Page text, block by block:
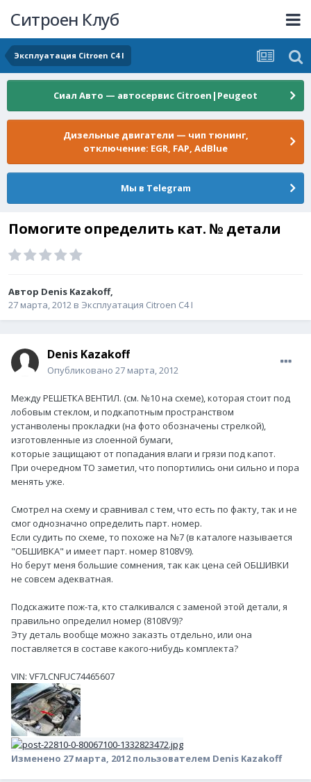
Ситроен Клуб
Эксплуатация Citroen C4 I
Сиал Авто — автосервис Citroen|Peugeot
Дизельные двигатели — чип тюнинг,
отключение: EGR, FAP, AdBlue
Мы в Telegram
Помогите определить кат. № детали
Автор Denis Kazakoff,
27 марта, 2012 в Эксплуатация Citroen C4 I
Denis Kazakoff
Опубликовано 27 марта, 2012
Между РЕШЕТКА ВЕНТИЛ. (см. №10 на схеме), которая стоит под
лобовым стеклом, и подкапотным пространством
устанволены прокладки (на фото обозначены стрелкой),
изготовленные из слоенной бумаги,
которые защищают от попадания влаги и грязи под капот.
При очередном ТО заметил, что попортились они сильно и пора
менять уже.
Смотрел на схему и сравнивал с тем, что есть по факту, так и не
смог однозначно определить парт. номер.
Если судить по схеме, то похоже на №7 (в каталоге называется
"ОБШИВКА" и имеет парт. номер 8108V9).
Но берут меня большие сомнения, так как цена сей ОБШИВКИ
не совсем адекватная.
Подскажите пож-та, кто сталкивался с заменой этой детали, я
правильно определил номер (8108V9)?
Эту деталь вообще можно заказть отдельно, или она
поставляется в составе какого-нибудь комплекта?
VIN: VF7LCNFUC74465607
Изменено 27 марта, 2012пользователем Denis Kazakoff